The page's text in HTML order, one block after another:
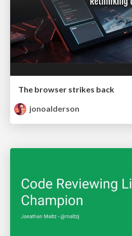
The browser strikes back
jonoalderson